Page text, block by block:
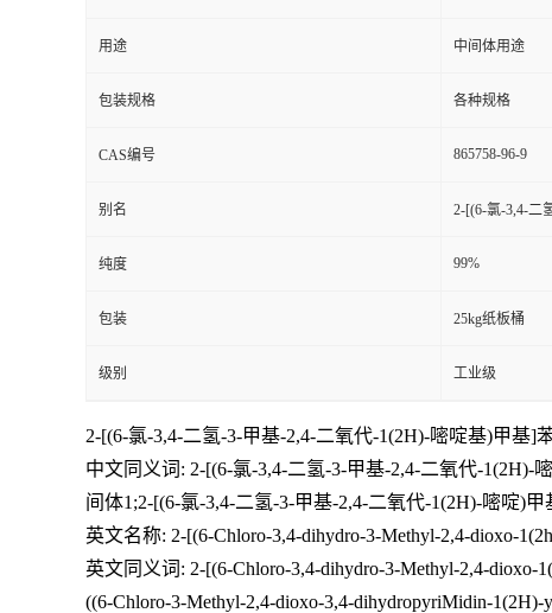
用途 中间体用途
包装规格 各种规格
CAS编号 865758-96-9
别名 2-[(6-氯-3,4-二
纯度 99%
包装 25kg纸板桶
级别 工业级
2-[(6-氯-3,4-二氢-3-甲基-2,4-二氧代-1(2H)-嘧啶基)甲基]
中文同义词: 2-[(6-氯-3,4-二氢-3-甲基-2,4-二氧代-
间体1;2-[(6-氯-3,4-二氢-3-甲基-2,4-二氧代-1(2H)-嘧啶)
英文名称: 2-[(6-Chloro-3,4-dihydro-3-Methyl-2,4-dioxo-
英文同义词: 2-[(6-Chloro-3,4-dihydro-3-Methyl-2,4-dioxo-
((6-Chloro-3-Methyl-2,4-dioxo-3,4-dihydropyriMidin-